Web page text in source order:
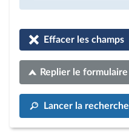
Effacer les champs
Replier le formulaire
Lancer la recherche